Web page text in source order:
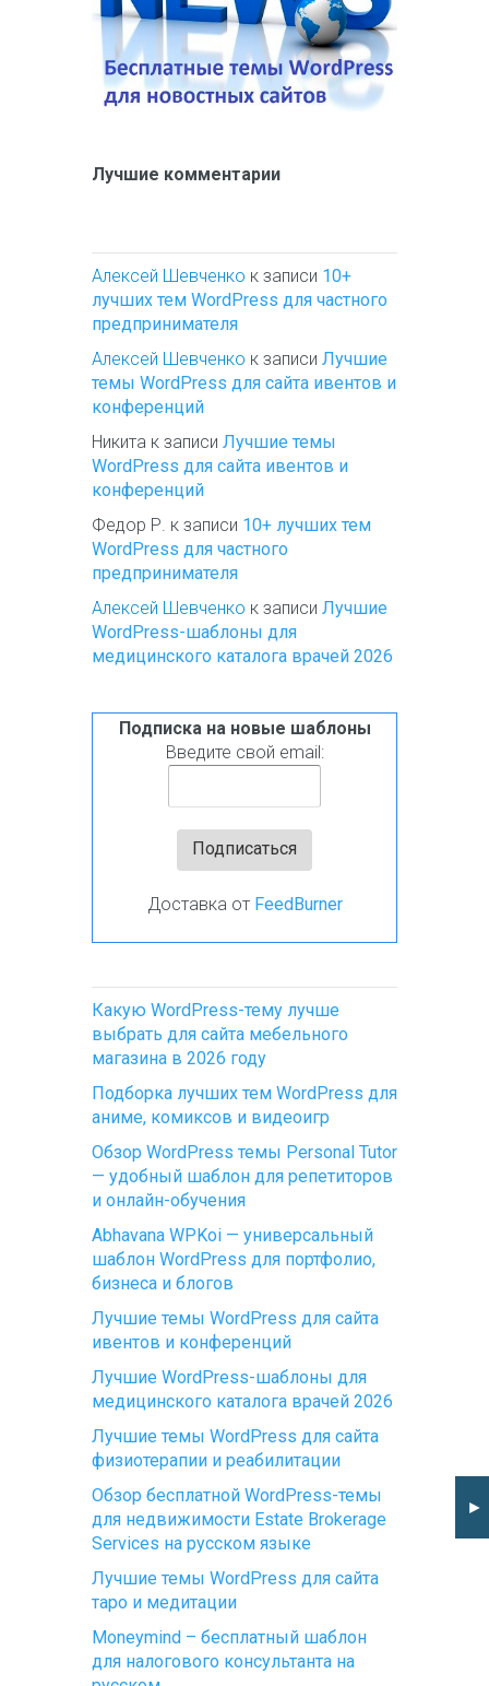
Лучшие комментарии
Алексей Шевченко к записи 10+
лучших тем WordPress для частного
предпринимателя
Алексей Шевченко к записи Лучшие
темы WordPress для сайта ивентов и
конференций
Никита к записи Лучшие темы
WordPress для сайта ивентов и
конференций
Федор Р. к записи 10+ лучших тем
WordPress для частного
предпринимателя
Алексей Шевченко к записи Лучшие
WordPress-шаблоны для
медицинского каталога врачей 2026
Подписка на новые шаблоны
Введите свой email:
Доставка от FeedBurner
Какую WordPress-тему лучше
выбрать для сайта мебельного
магазина в 2026 году
Подборка лучших тем WordPress для
аниме, комиксов и видеоигр
Обзор WordPress темы Personal Tutor
— удобный шаблон для репетиторов
и онлайн-обучения
Abhavana WPKoi — универсальный
шаблон WordPress для портфолио,
бизнеса и блогов
Лучшие темы WordPress для сайта
ивентов и конференций
Лучшие WordPress-шаблоны для
медицинского каталога врачей 2026
Лучшие темы WordPress для сайта
физиотерапии и реабилитации
Обзор бесплатной WordPress-темы
для недвижимости Estate Brokerage
Services на русском языке
Лучшие темы WordPress для сайта
таро и медитации
Moneymind – бесплатный шаблон
для налогового консультанта на
►